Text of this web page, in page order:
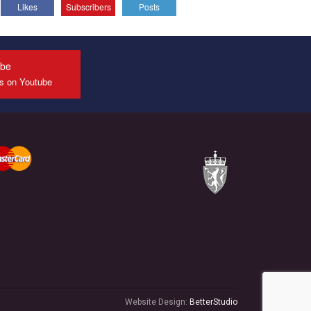
All you have to do is to press "Like" below the
Эмоционально сильный ролик от команды "Гей-
конкурсе международной организации PACT на
развития организации.
дискриминацией на почве СОГИ в Украине.
Все, что вам нужно сделать - это зайти на наш
канал YouTube по этой ссылке и поставить лайк
Likes Subscribers Posts
on Youtube
Website Design: BetterStudio